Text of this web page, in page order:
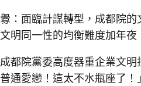
：面臨計謀轉型，成都院
明同一性的均衡難度加年
都院黨委高度器重企業文
通愛戀！這太不水瓶座了